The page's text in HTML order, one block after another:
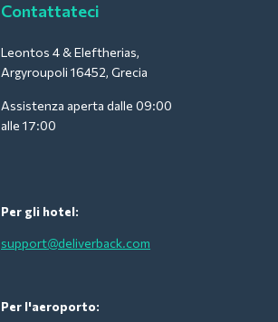
Contattateci
Leontos 4 & Eleftherias,
Argyroupoli 16452, Grecia
Assistenza aperta dalle 09:00
alle 17:00
Per gli hotel:
support@deliverback.com
Per l'aeroporto: